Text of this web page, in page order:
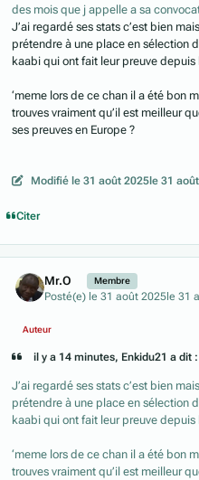
des mois que j appelle a sa
J’ai regardé ses stats c’est bien
prétendre à une place en sélection
kaabi qui ont fait leur preuve depuis
‘meme lors de ce chan il a été bon
trouves vraiment qu’il est meilleur
ses preuves en Europe ?
Modifiéle 31 août 2025le 31 août
Citer
Mr.O Membre
Posté(e) le 31 août 2025 le 31
Auteur
il y a 14 minutes, Enkidu21 a dit :
J’ai regardé ses stats c’est bien
prétendre à une place en sélection
kaabi qui ont fait leur preuve depuis
‘meme lors de ce chan il a été bon
trouves vraiment qu’il est meilleur